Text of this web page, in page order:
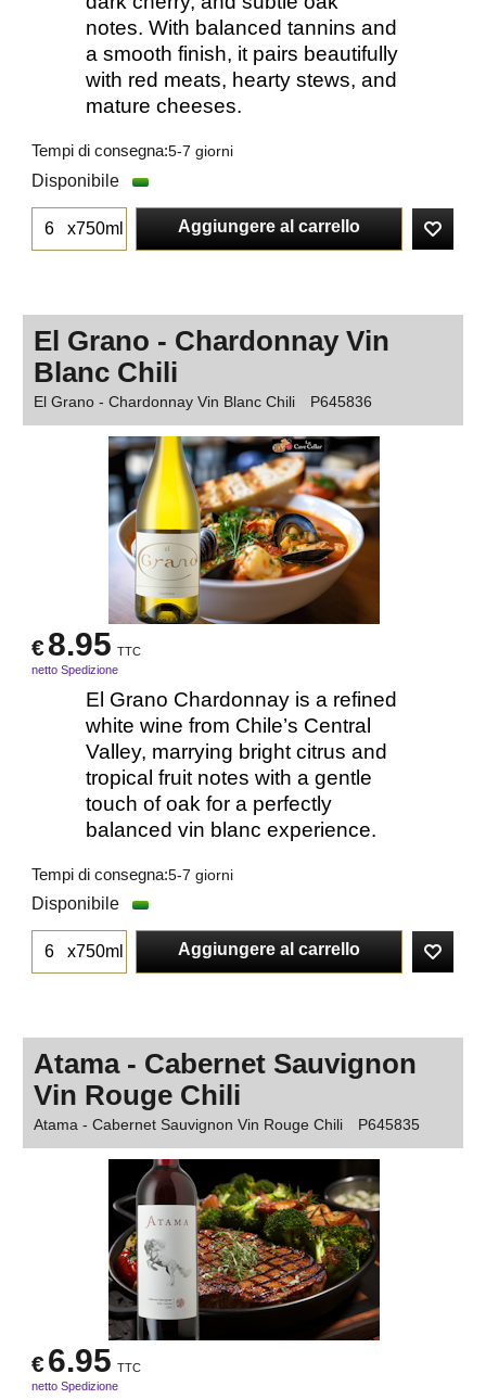
notes. With balanced tannins and
a smooth finish, it pairs beautifully
with red meats, hearty stews, and
mature cheeses.
Tempi di consegna:5-7 giorni
Disponibile
x750ml Aggiungere al carrello
El Grano - Chardonnay Vin
Blanc Chili
El Grano - Chardonnay Vin Blanc Chili P645836
€8.95 TTC
netto Spedizione
El Grano Chardonnay is a refined
white wine from Chile’s Central
Valley, marrying bright citrus and
tropical fruit notes with a gentle
touch of oak for a perfectly
balanced vin blanc experience.
Tempi di consegna:5-7 giorni
Disponibile
x750ml Aggiungere al carrello
Atama - Cabernet Sauvignon
Vin Rouge Chili
Atama - Cabernet Sauvignon Vin Rouge Chili P645835
€6.95 TTC
netto Spedizione